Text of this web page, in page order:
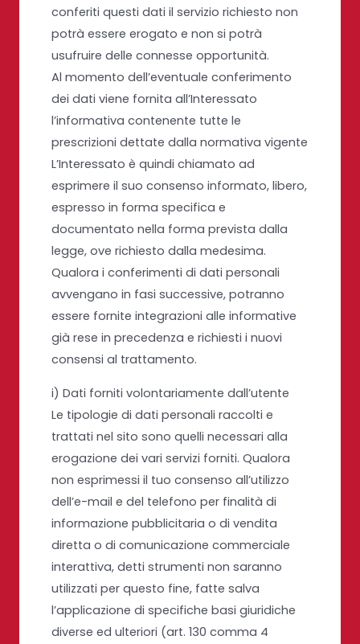
conferiti questi dati il servizio richiesto non
potrà essere erogato e non si potrà
usufruire delle connesse opportunità.
Al momento dell’eventuale conferimento
dei dati viene fornita all’Interessato
l’informativa contenente tutte le
prescrizioni dettate dalla normativa vigente
L’Interessato è quindi chiamato ad
esprimere il suo consenso informato, libero,
espresso in forma specifica e
documentato nella forma prevista dalla
legge, ove richiesto dalla medesima.
Qualora i conferimenti di dati personali
avvengano in fasi successive, potranno
essere fornite integrazioni alle informative
già rese in precedenza e richiesti i nuovi
consensi al trattamento.
i) Dati forniti volontariamente dall’utente
Le tipologie di dati personali raccolti e
trattati nel sito sono quelli necessari alla
erogazione dei vari servizi forniti. Qualora
non esprimessi il tuo consenso all’utilizzo
dell’e-mail e del telefono per finalità di
informazione pubblicitaria o di vendita
diretta o di comunicazione commerciale
interattiva, detti strumenti non saranno
utilizzati per questo fine, fatte salva
l’applicazione di specifiche basi giuridiche
diverse ed ulteriori (art. 130 comma 4